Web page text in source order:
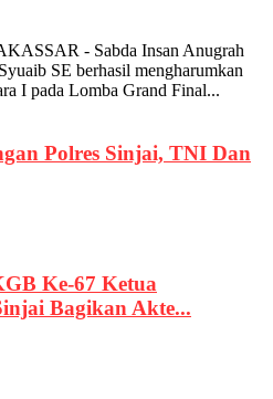
- Sabda Insan Anugrah
SE berhasil mengharumkan
I pada Lomba Grand Final...
Polres Sinjai, TNI Dan
Ke-67 Ketua
Bagikan Akte...